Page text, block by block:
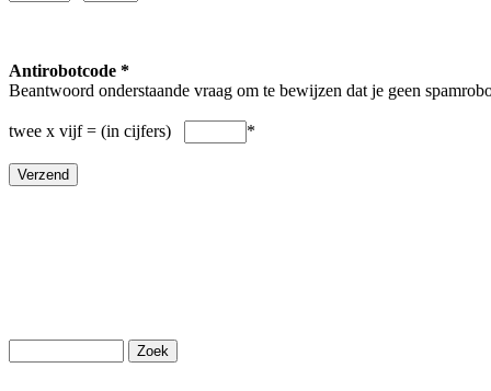
Antirobotcode *
Beantwoord onderstaande vraag om te bewijzen dat je geen
twee x vijf = (in cijfers) *